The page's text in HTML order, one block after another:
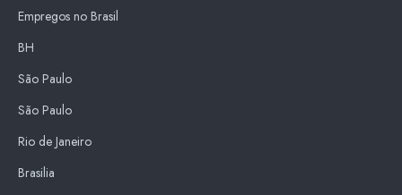
Empregos no Brasil
BH
São Paulo
São Paulo
Rio de Janeiro
Brasilia